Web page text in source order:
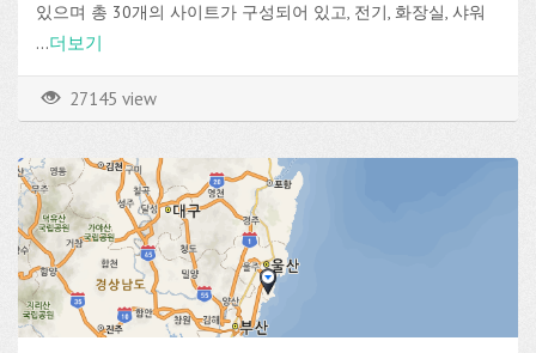
있으며 총 30개의 사이트가 구성되어 있고, 전기, 화장실, 샤워
실, 취사장 등의 편의시설을 이용할 수 있습니다.
...더보기
27145 view